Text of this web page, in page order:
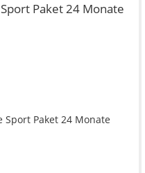
Paket 24 Monate